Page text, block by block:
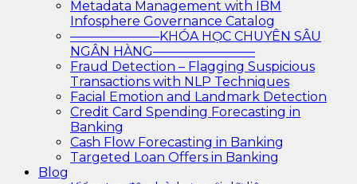
Metadata Management with IBM
Infosphere Governance Catalog
———————KHÓA HỌC CHUYÊN SÂU
NGÂN HÀNG————————
Fraud Detection – Flagging Suspicious
Transactions with NLP Techniques
Facial Emotion and Landmark Detection
Credit Card Spending Forecasting in
Banking
Cash Flow Forecasting in Banking
Targeted Loan Offers in Banking
Blog